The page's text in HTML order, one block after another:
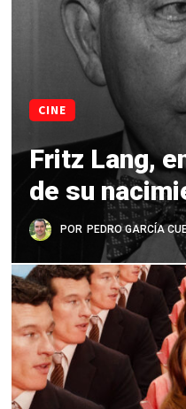
CINE
Fritz Lang,
de su
POR PEDRO GARCÍA